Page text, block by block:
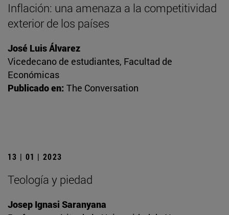
Inflación: una amenaza a la competitividad
exterior de los países
José Luis Álvarez
Vicedecano de estudiantes, Facultad de
Económicas
Publicado en: The Conversation
13 | 01 | 2023
Teología y piedad
Josep Ignasi Saranyana